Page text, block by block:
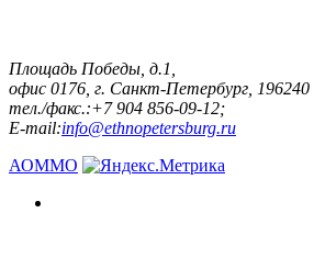
Площадь Победы, д.1,
офис 0176, г. Санкт-Петербург, 196240
тел./факс.:+7 904 856-09-12;
E-mail:info@ethnopetersburg.ru
АОММО